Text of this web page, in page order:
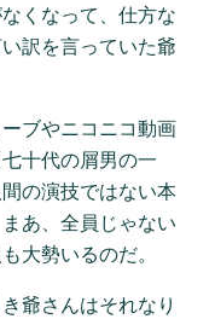
くなって、仕方な
訳を言っていた爺
ブやニコニコ動画
十代の屑男の一
の演技ではない本
あ、全員じゃない
大勢いるのだ。
爺さんはそれなり